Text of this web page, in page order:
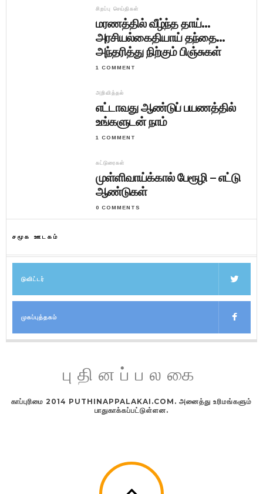
சிறப்பு செய்திகள்
மரணத்தில் வீழ்ந்த தாய்…
அரசியல்கைதியாய் தந்தை…
அந்தரித்து நிற்கும் பிஞ்சுகள்
1 COMMENT
அறிவித்தல்
எட்டாவது ஆண்டுப் பயணத்தில்
உங்களுடன் நாம்
1 COMMENT
கட்டுரைகள்
முள்ளிவாய்க்கால் பேரூழி – எட்டு
ஆண்டுகள்
0 COMMENTS
சமூக ஊடகம்
டுவிட்டர்
முகப்புத்தகம்
புதினப்பலகை
காப்புரிமை 2014 PUTHINAPPALAKAI.COM. அனைத்து உரிமங்களும்
பாதுகாக்கப்பட்டுள்ளன.